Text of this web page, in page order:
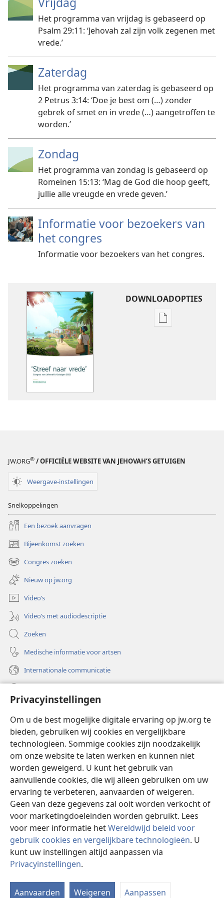
Privacyinstellingen
Om u de best mogelijke digitale ervaring op jw.org te
bieden, gebruiken wij cookies en vergelijkbare
technologieën. Sommige cookies zijn noodzakelijk
om onze website te laten werken en kunnen niet
worden geweigerd. U kunt het gebruik van
aanvullende cookies, die wij alleen gebruiken om uw
ervaring te verbeteren, aanvaarden of weigeren.
Geen van deze gegevens zal ooit worden verkocht of
voor marketingdoeleinden worden gebruikt. Lees
voor meer informatie hetWereldwijd beleid voor
gebruik cookies en vergelijkbare technologieën. U
kunt uw instellingen altijd aanpassen via
Privacyinstellingen.
Aanvaarden Weigeren Aanpassen
Het programma van vrijdag is gebaseerd op
Psalm 29:11: ‘Jehovah zal zijn volk zegenen met
vrede.’
Zaterdag
Het programma van zaterdag is gebaseerd op
2 Petrus 3:14: ‘Doe je best om (…) zonder
gebrek of smet en in vrede (…) aangetroffen te
worden.’
Zondag
Het programma van zondag is gebaseerd op
Romeinen 15:13: ‘Mag de God die hoop geeft,
jullie alle vreugde en vrede geven.’
Informatie voor bezoekers van
het congres
Informatie voor bezoekers van het congres.
DOWNLOADOPTIES
JW.ORG® / OFFICIËLE WEBSITE VAN JEHOVAH’S GETUIGEN
Weergave-instellingen
Snelkoppelingen
Een bezoek aanvragen
Bijeenkomst zoeken
(opent
nieuw
venster)
Congres zoeken
(opent
nieuw
venster)
Nieuw op jw.org
Video’s
Video’s met audiodescriptie
Zoeken
Medische informatie voor artsen
Internationale communicatie
(opent
nieuw
venster)Watchtower ONLINE LIBRARY™
(opent
nieuw
venster)JW Hub ®
(opent
nieuw
venster)
®
Watchtower Library
Copyright © 2026 Watch Tower Bible and Tract Society of Pennsylvania.
GEBRUIKSVOORWAARDEN